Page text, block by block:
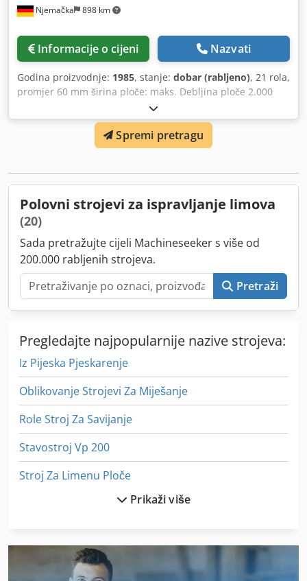
Njemačka 898 km
Informacije o cijeni Nazvati
Godina proizvodnje: 1985, stanje: dobar (rabljeno), 21 rola,
promjer 60 mm širina ploče: maks. Debljina ploče 2.000
mm: 0,8 - 3,15 mm Credpfjgq Dz Uex Ahbjf
Spremi pretragu
Polovni strojevi za ispravljanje limova
(20)
Sada pretražujte cijeli Machineseeker s više od
200.000 rabljenih strojeva.
Pretraži
Pregledajte najpopularnije nazive strojeva:
Iz Pijeska Pjeskarenje
Oblikovanje Strojevi Za Miješanje
Role Stroj Za Savijanje
Stavostroj Vp 200
Stroj Za Limenu Ploče
Stroj Za Savijanje
Prikaži više